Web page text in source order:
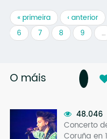
« primeira ‹ anterior
6
7 8 9 …
O máis
48.046
Concerto
Coruña en